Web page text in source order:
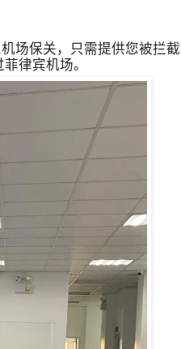
场保关，只需提供您被拦
律宾机场。